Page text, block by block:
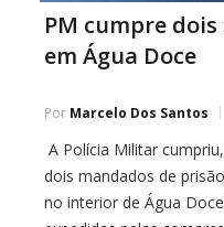
PM cumpre
em Água Doce
Por Marcelo Dos Santos
A Polícia Militar
dois mandados de
no interior de Água